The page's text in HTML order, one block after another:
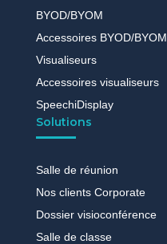
BYOD/BYOM
Accessoires BYOD/BYOM
Visualiseurs
Accessoires visualiseurs
SpeechiDisplay
Solutions
Salle de réunion
Nos clients Corporate
Dossier visioconférence
Salle de classe